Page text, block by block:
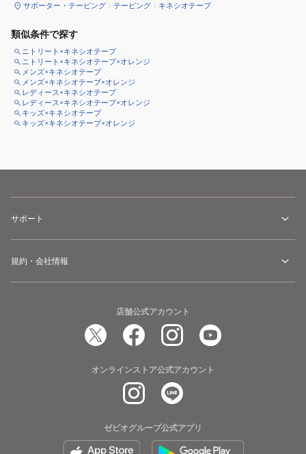
サポーター・テーピング テーピング キネシオテープ
類似条件で探す
ニトリート×キネシオテープ
ニトリート×キネシオテープ×オレンジ
メンズ×キネシオテープ
メンズ×キネシオテープ×オレンジ
レディース×キネシオテープ
レディース×キネシオテープ×オレンジ
キッズ×キネシオテープ
キッズ×キネシオテープ×オレンジ
サポート
規約・会社情報
店舗公式アカウント
オンラインストア公式アカウント
ゼビオグループ公式アプリ